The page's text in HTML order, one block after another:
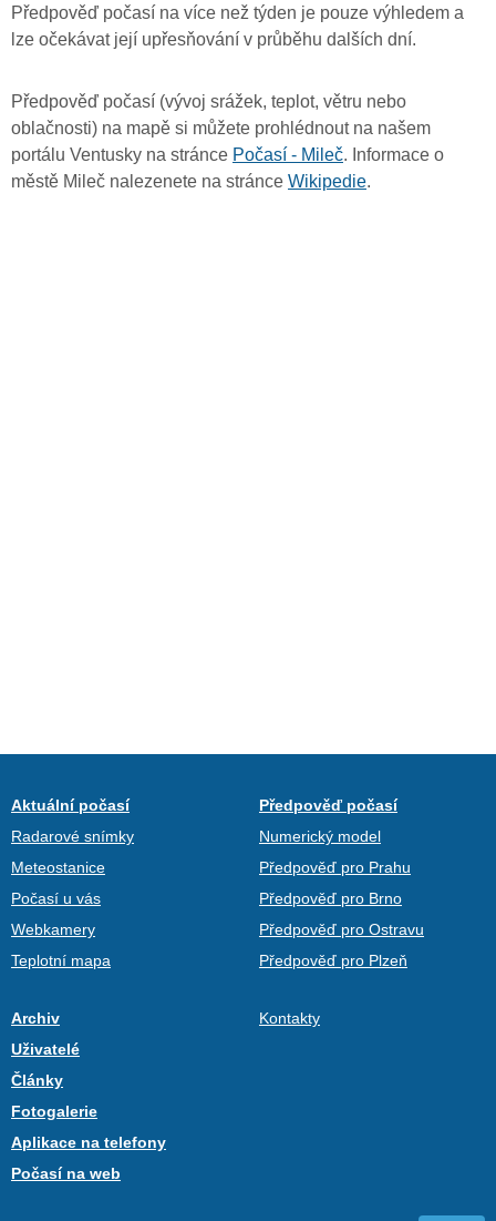
Předpověď počasí na více než týden je pouze výhledem a
lze očekávat její upřesňování v průběhu dalších dní.
Předpověď počasí (vývoj srážek, teplot, větru nebo
oblačnosti) na mapě si můžete prohlédnout na našem
portálu Ventusky na stránce Počasí - Mileč. Informace o
městě Mileč nalezenete na stránce Wikipedie.
Aktuální počasí
Radarové snímky
Meteostanice
Počasí u vás
Webkamery
Teplotní mapa
Předpověď počasí
Numerický model
Předpověď pro Prahu
Předpověď pro Brno
Předpověď pro Ostravu
Předpověď pro Plzeň
Archiv
Uživatelé
Články
Fotogalerie
Aplikace na telefony
Počasí na web
Kontakty